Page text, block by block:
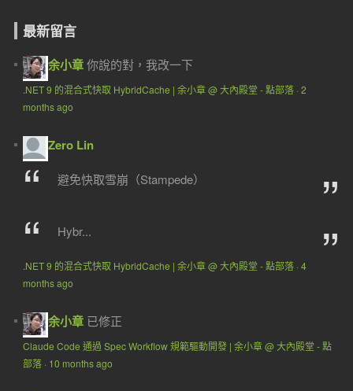
最新留言
余小章你說的對，我改一下
.NET 9 的混合式快取 HybridCache | 余小章 @ 大內殿堂 - 點部落· 2
months ago
Zero Lin
避免快取雪崩（Stampede）
Hybr...
.NET 9 的混合式快取 HybridCache | 余小章 @ 大內殿堂 - 點部落· 4
months ago
余小章 已修正
Claude Code 通過 Spec Workflow 規範驅動開發 | 余小章 @ 大內殿堂 - 點
部落· 10 months ago